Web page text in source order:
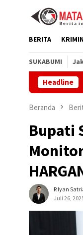
BERITA
SUKABUMI
Headline
Beranda
Bupati
R Iyan
Juli 26,